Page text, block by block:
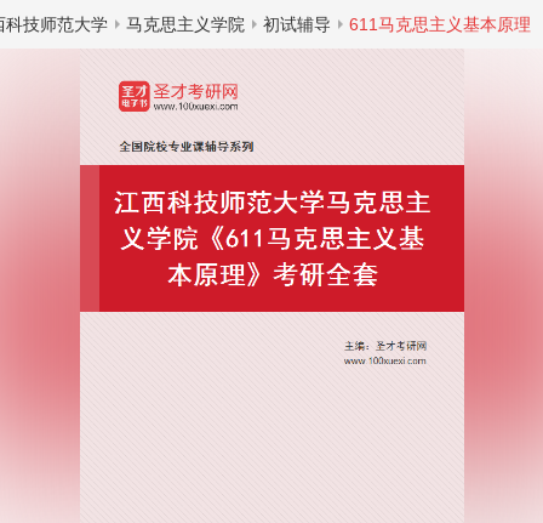
科技师范大学 马克思主义学院 初试辅导 611马克思主义基本原理